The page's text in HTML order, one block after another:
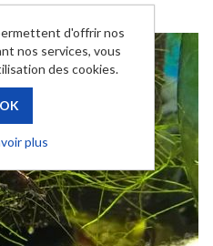
d'offrir nos
nos services, vous
des cookies.
plus